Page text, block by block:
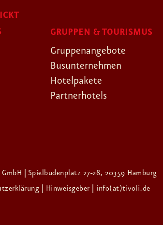
GRUPPEN & TOURISMUS
Gruppenangebote
Busunternehmen
Hotelpakete
Partnerhotels
| Spielbudenplatz 27-28, 20359 Hamburg
| Hinweisgeber | info(at)tivoli.de